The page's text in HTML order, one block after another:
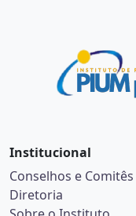
Institucional
Conselhos e Comitês
Diretoria